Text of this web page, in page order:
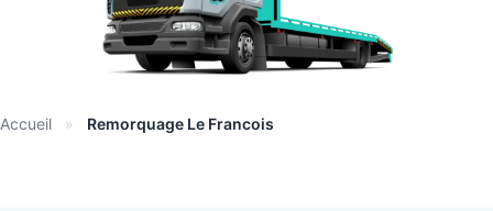
Accueil » Remorquage Le Francois